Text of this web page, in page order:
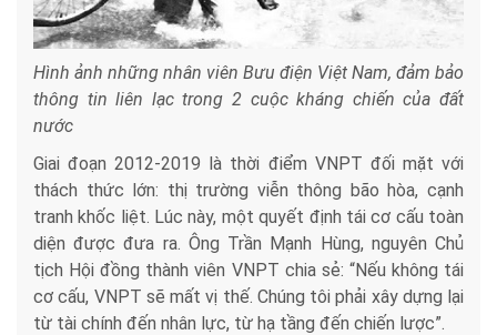
Hình ảnh những nhân viên Bưu điện Việt Nam, đảm bảo
thông tin liên lạc trong 2 cuộc kháng chiến của đất
nước
Giai đoạn 2012-2019 là thời điểm VNPT đối mặt với
thách thức lớn: thị trường viễn thông bão hòa, cạnh
tranh khốc liệt. Lúc này, một quyết định tái cơ cấu toàn
diện được đưa ra. Ông Trần Mạnh Hùng, nguyên Chủ
tịch Hội đồng thành viên VNPT chia sẻ: “Nếu không tái
cơ cấu, VNPT sẽ mất vị thế. Chúng tôi phải xây dựng lại
từ tài chính đến nhân lực, từ hạ tầng đến chiến lược”.